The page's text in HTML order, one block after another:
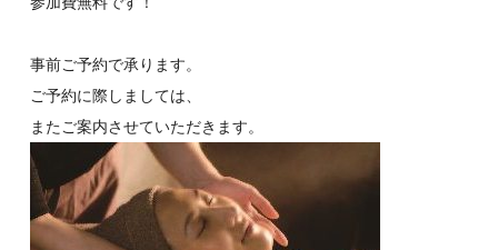
事前ご予約で承ります。
ご予約に際しましては、
またご案内させていただきます。